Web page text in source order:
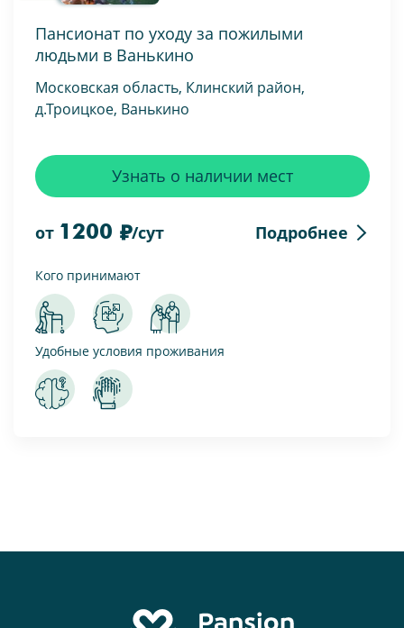
Пансионат по уходу за пожилыми
людьми в Ванькино
Московская область, Клинский район,
д.Троицкое, Ванькино
от 1200 /сут Подробнее
Узнать о наличии мест
Кого принимают
Удобные условия проживания